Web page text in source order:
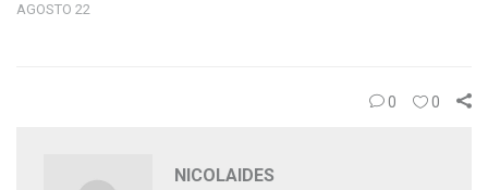
AGOSTO 22
0 0
NICOLAIDES